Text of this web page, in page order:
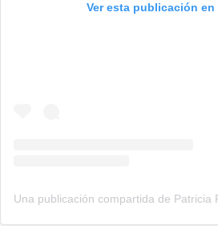
Ver esta publicación en